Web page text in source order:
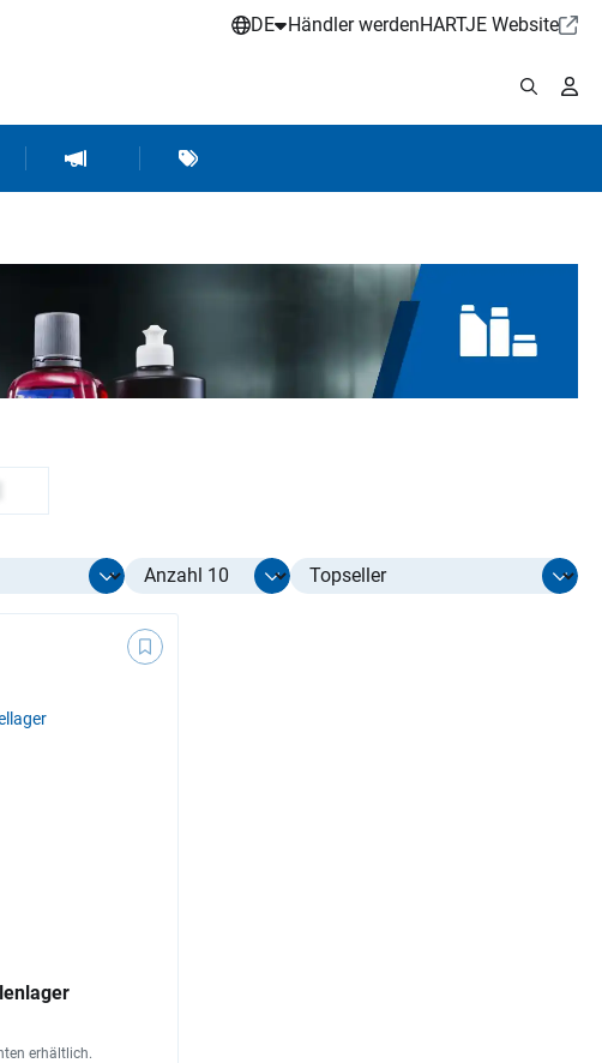
DE Händler werdenHARTJE Website
Werkstattbedarf
/ Werkstattausrüstung
Hartje MarketingMarken
Select limit
erhältlich.